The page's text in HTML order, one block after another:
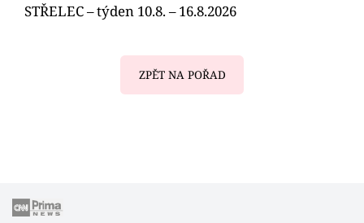
STŘELEC – týden 10.8. – 16.8.2026
ZPĚT NA POŘAD